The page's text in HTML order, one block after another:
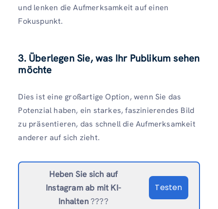
und lenken die Aufmerksamkeit auf einen
Fokuspunkt.
3. Überlegen Sie, was Ihr Publikum sehen
möchte
Dies ist eine großartige Option, wenn Sie das
Potenzial haben, ein starkes, faszinierendes Bild
zu präsentieren, das schnell die Aufmerksamkeit
anderer auf sich zieht.
Heben Sie sich auf
Instagram ab mit KI-
Inhalten ????
Testen